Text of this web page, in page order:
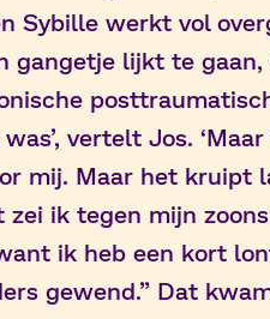
Sybille werkt vol
gangetje lijkt te
vertelt Jos.
mij. Maar het kruipt
zei ik tegen mijn
ik heb een kort
gewend.” Dat